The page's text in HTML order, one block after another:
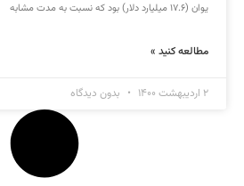
یوان (۱۷.۶ میلیارد دلار) بود که نسبت به مدت مشابه
مطالعه کنید »
۲ اردیبهشت ۱۴۰۰ بدون دیدگاه